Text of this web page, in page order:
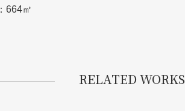
：664㎡
RELATED WORKS